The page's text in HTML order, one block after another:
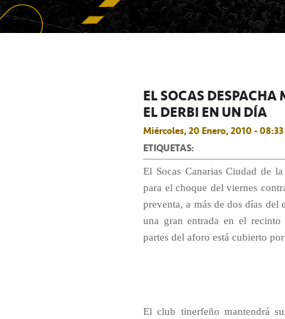
EL SOCAS
EL DERBI EN UN DÍA
Miércoles, 20 Enero, 2010 - 08:33
ETIQUETAS:
El Socas Canarias Ciudad de
para el choque del viernes
preventa, a más de dos días del
una gran entrada en el recinto
partes del aforo está cubierto
El club tinerfeño mantendrá